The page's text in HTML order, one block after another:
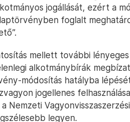
jogállását, ezért a
foglalt
mellett további
alkotmánybírák
módosítás hatályba
jogellenes
Nemzeti
legyen.